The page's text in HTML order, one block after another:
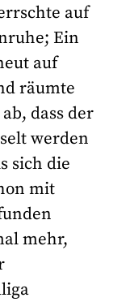
auf
Ein
auf
räumte
dass der
werden
sich die
mit
mehr,